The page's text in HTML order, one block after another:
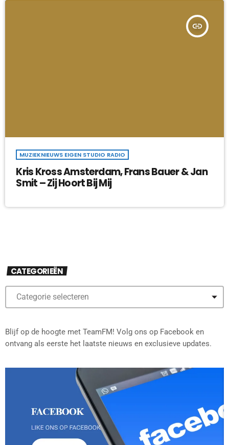
insert_link
MUZIEKNIEUWS EIGEN STUDIO RADIO
Kris Kross Amsterdam, Frans Bauer & Jan
Smit – Zij Hoort Bij Mij
CATEGORIEËN
Blijf op de hoogte met TeamFM! Volg ons op Facebook en
ontvang als eerste het laatste nieuws en exclusieve updates.